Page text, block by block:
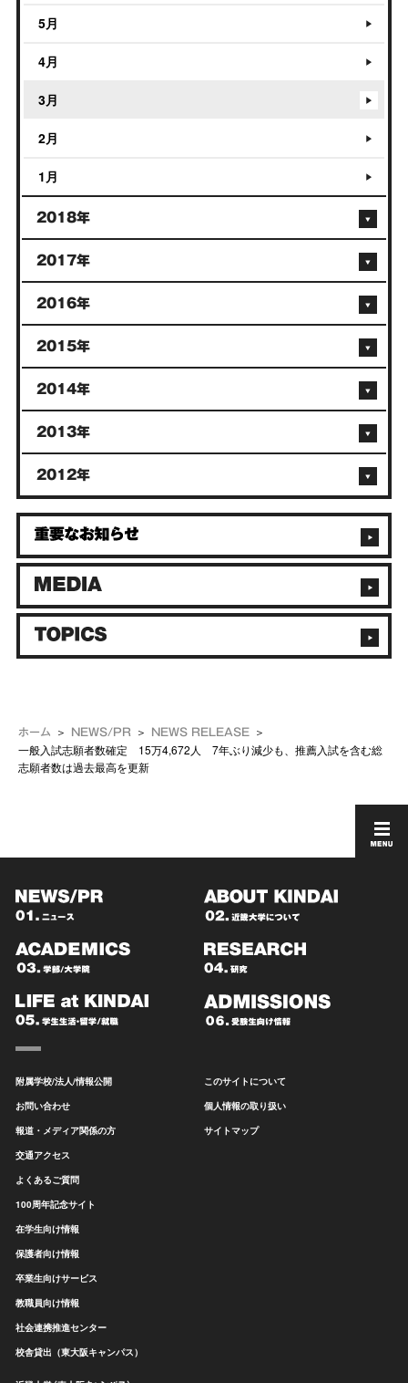
ホーム NEWS/PR NEWS RELEASE
一般入試志願者数確定 15万4,672人 7年ぶり減少も、推薦入試を含む総
志願者数は過去最高を更新
5月
4月
3月
2月
1月
2018年
2017年
2016年
2015年
2014年
2013年
2012年
附属学校/法人/情報公開
お問い合わせ
報道・メディア関係の方
交通アクセス
よくあるご質問
100周年記念サイト
在学生向け情報
保護者向け情報
卒業生向けサービス
教職員向け情報
社会連携推進センター
校舎貸出（東大阪キャンパス）
このサイトについて
個人情報の取り扱い
サイトマップ